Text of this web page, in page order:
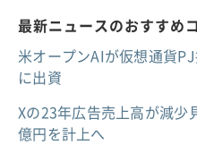
最新ニュースのおすすめ
米オープンAIが仮想通貨
に出資
Xの23年広告売上高が減少
億円を計上へ